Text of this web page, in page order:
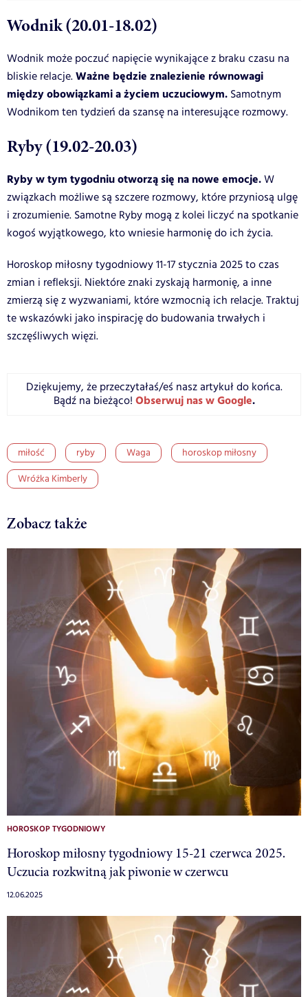
Wodnik (20.01-18.02)
Wodnik może poczuć napięcie wynikające z braku czasu na
bliskie relacje.Ważne będzie znalezienie równowagi
między obowiązkami a życiem uczuciowym. Samotnym
Wodnikom ten tydzień da szansę na interesujące rozmowy.
Ryby (19.02-20.03)
Ryby w tym tygodniu otworzą się na nowe emocje.W
związkach możliwe są szczere rozmowy, które przyniosą ulgę
i zrozumienie. Samotne Ryby mogą z kolei liczyć na spotkanie
kogoś wyjątkowego, kto wniesie harmonię do ich życia.
Horoskop miłosny tygodniowy 11-17 stycznia 2025 to czas
zmian i refleksji. Niektóre znaki zyskają harmonię, a inne
zmierzą się z wyzwaniami, które wzmocnią ich relacje. Traktuj
te wskazówki jako inspirację do budowania trwałych i
szczęśliwych więzi.
Dziękujemy, że przeczytałaś/eś nasz artykuł do końca.
Bądź na bieżąco! Obserwuj nas w Google.
miłość ryby Waga
horoskop miłosny
Wróżka Kimberly
Zobacz także
HOROSKOP TYGODNIOWY
Horoskop miłosny tygodniowy 15-21 czerwca 2025.
Uczucia rozkwitną jak piwonie w czerwcu
12.06.2025